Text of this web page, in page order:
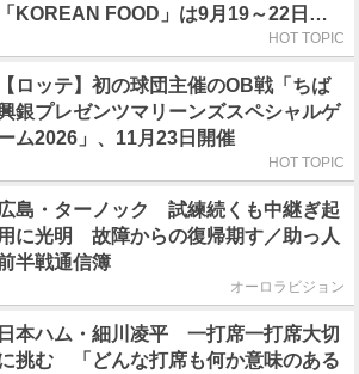
「KOREAN FOOD」は9月19～22日／
HOT TOPIC
【ロッテ】初の球団主催のOB戦「ちば
銀プレゼンツマリーンズスペシャルゲ
ム2026」、11月23日開催
HOT TOPIC
島・ターノック 試練続くも中継ぎ起
用に光明 故障からの復帰期す／助っ人
半戦通信簿
オーロラビジョン
日本ハム・細川凌平 一打席一打席大切
挑む 「どんな打席も何か意味のある